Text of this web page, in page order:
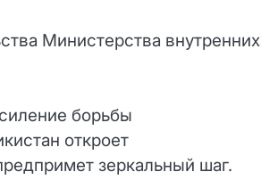
Министерства внутренних
борьбы
откроет
зеркальный шаг.